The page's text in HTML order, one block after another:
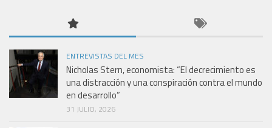
ENTREVISTAS DEL MES
Nicholas Stern, economista: “El decrecimiento es
una distracción y una conspiración contra el mundo
en desarrollo”
31 JULIO, 2026